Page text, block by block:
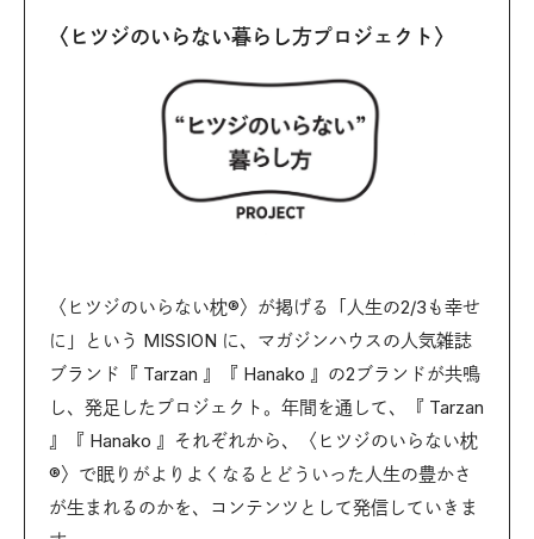
〈ヒツジのいらない暮らし方プロジェクト〉
〈ヒツジのいらない枕®〉が掲げる「人生の2/3も幸せ
に」という MISSION に、マガジンハウスの人気雑誌
ブランド『 Tarzan 』『 Hanako 』の2ブランドが共鳴
し、発足したプロジェクト。年間を通して、『 Tarzan
』『 Hanako 』それぞれから、〈ヒツジのいらない枕
®〉で眠りがよりよくなるとどういった人生の豊かさ
が生まれるのかを、コンテンツとして発信していきま